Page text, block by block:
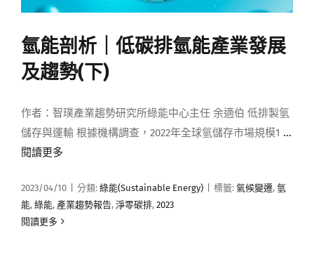
氫能剖析｜低碳排氫能產業發展
及趨勢(下)
作者：智璞產業趨勢研究所綠能中心主任 余適伯 低排製氫
儲存與運輸 根據機構調查，2022年全球氫儲存市場規模1 ...
閱讀更多
2023/04/10 分類: 綠能(Sustainable Energy) 標籤: 氣候變遷, 氫
能, 綠能, 產業趨勢報告, 淨零碳排, 2023
閱讀更多